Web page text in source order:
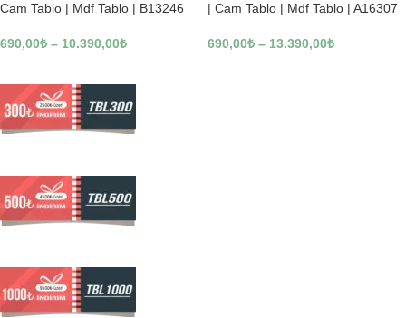
Cam Tablo | Mdf Tablo | B13246
690,00₺ – 10.390,00₺
| Cam Tablo | Mdf Tablo | A16307
690,00₺ – 13.390,00₺